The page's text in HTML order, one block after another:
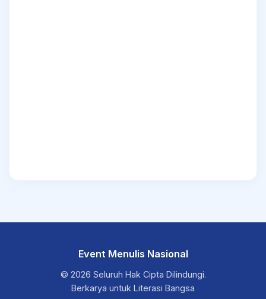
Event Menulis Nasional
© 2026 Seluruh Hak Cipta Dilindungi.
Berkarya untuk Literasi Bangsa